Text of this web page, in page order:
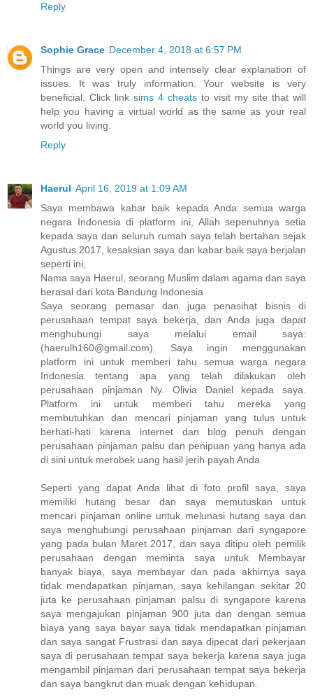
Reply
Sophie Grace December 4, 2018 at 6:57 PM
Things are very open and intensely clear explanation of
issues. It was truly information. Your website is very
beneficial. Click link sims 4 cheats to visit my site that will
help you having a virtual world as the same as your real
world you living.
Reply
Haerul April 16, 2019 at 1:09 AM
Saya membawa kabar baik kepada Anda semua warga
negara Indonesia di platform ini, Allah sepenuhnya setia
kepada saya dan seluruh rumah saya telah bertahan sejak
Agustus 2017, kesaksian saya dan kabar baik saya berjalan
seperti ini,
Nama saya Haerul, seorang Muslim dalam agama dan saya
berasal dari kota Bandung Indonesia
Saya seorang pemasar dan juga penasihat bisnis di
perusahaan tempat saya bekerja, dan Anda juga dapat
menghubungi saya melalui email saya:
(haerulh160@gmail.com). Saya ingin menggunakan
platform ini untuk memberi tahu semua warga negara
Indonesia tentang apa yang telah dilakukan oleh
perusahaan pinjaman Ny. Olivia Daniel kepada saya.
Platform ini untuk memberi tahu mereka yang
membutuhkan dan mencari pinjaman yang tulus untuk
berhati-hati karena internet dan blog penuh dengan
perusahaan pinjaman palsu dan penipuan yang hanya ada
di sini untuk merobek uang hasil jerih payah Anda.
Seperti yang dapat Anda lihat di foto profil saya, saya
memiliki hutang besar dan saya memutuskan untuk
mencari pinjaman online untuk melunasi hutang saya dan
saya menghubungi perusahaan pinjaman dari syngapore
yang pada bulan Maret 2017, dan saya ditipu oleh pemilik
perusahaan dengan meminta saya untuk Membayar
banyak biaya, saya membayar dan pada akhirnya saya
tidak mendapatkan pinjaman, saya kehilangan sekitar 20
juta ke perusahaan pinjaman palsu di syngapore karena
saya mengajukan pinjaman 900 juta dan dengan semua
biaya yang saya bayar saya tidak mendapatkan pinjaman
dan saya sangat Frustrasi dan saya dipecat dari pekerjaan
saya di perusahaan tempat saya bekerja karena saya juga
mengambil pinjaman dari perusahaan tempat saya bekerja
dan saya bangkrut dan muak dengan kehidupan.